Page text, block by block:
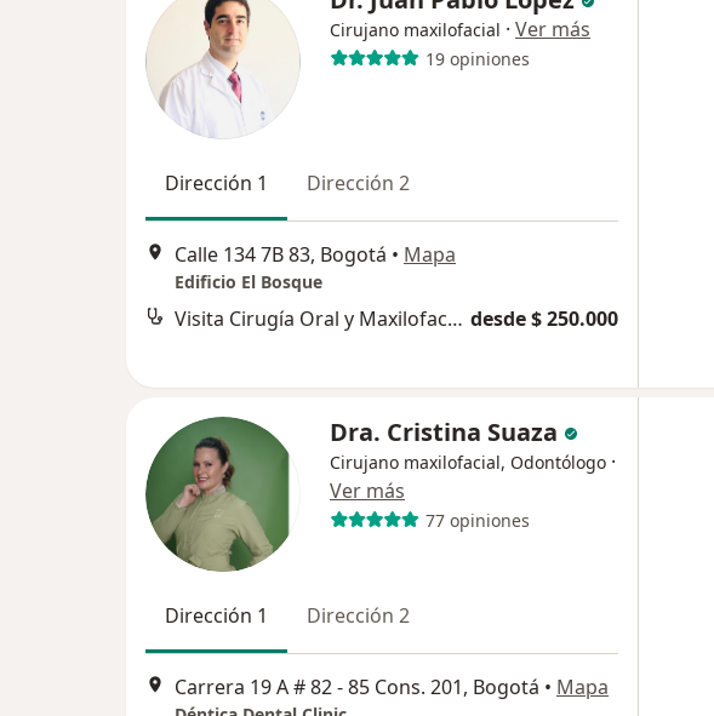
Cirujano maxilofacial · Ver más
19 opiniones
Dirección 1 Dirección 2
Calle 134 7B 83, Bogotá • Mapa
Edificio El Bosque
Visita Cirugía Oral y Maxilofacial desde $ 250.000
Dra. Cristina Suaza
Cirujano maxilofacial, Odontólogo ·
Ver más
77 opiniones
Dirección 1 Dirección 2
Carrera 19 A # 82 - 85 Cons. 201, Bogotá • Mapa